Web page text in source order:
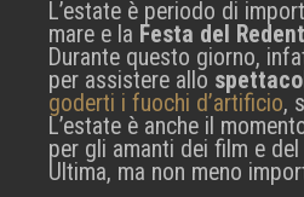
L’estate è periodo di
mare e la Festa del
Durante questo giorno,
per assistere allo
goderti i fuochi d’artificio,
L’estate è anche il
per gli amanti dei film e del
Ultima, ma non meno